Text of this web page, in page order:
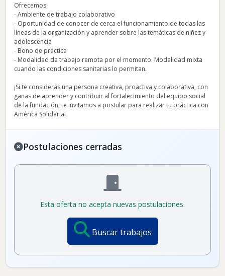
Ofrecemos:
- Ambiente de trabajo colaborativo
- Oportunidad de conocer de cerca el funcionamiento de todas las
líneas de la organización y aprender sobre las temáticas de niñez y
adolescencia
- Bono de práctica
- Modalidad de trabajo remota por el momento. Modalidad mixta
cuando las condiciones sanitarias lo permitan.
¡Si te consideras una persona creativa, proactiva y colaborativa, con
ganas de aprender y contribuir al fortalecimiento del equipo social
de la fundación, te invitamos a postular para realizar tu práctica con
América Solidaria!
Postulaciones cerradas
Esta oferta no acepta nuevas postulaciones.
Buscar trabajos